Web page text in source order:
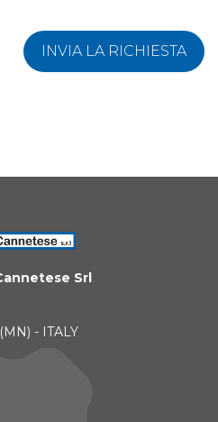
INVIA LA RICHIESTA
Srl
- ITALY